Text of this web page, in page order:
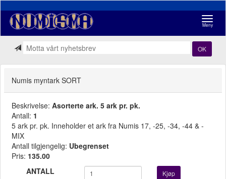
Meny
OK
Numis myntark SORT
Beskrivelse: Asorterte ark. 5 ark pr. pk.
Antall: 1
5 ark pr. pk. Inneholder et ark fra Numis 17, -25, -34, -44 & -
MIX
Antall tilgjengelig: Ubegrenset
Pris: 135.00
ANTALL
Kjøp